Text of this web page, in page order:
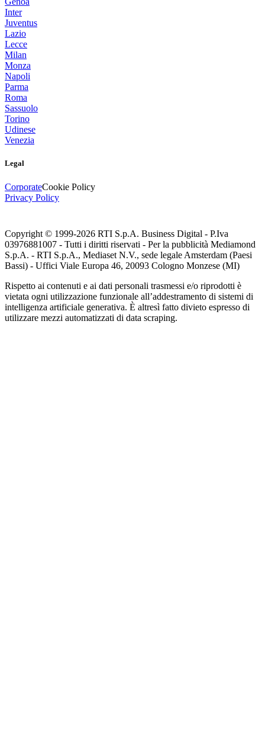
Inter
Juventus
Lazio
Lecce
Milan
Monza
Napoli
Parma
Roma
Sassuolo
Torino
Udinese
Venezia
Legal
CorporateCookie Policy
Privacy Policy
Copyright © 1999-2026 RTI S.p.A. Business Digital - P.Iva
03976881007 - Tutti i diritti riservati - Per la pubblicità Mediamond
S.p.A. - RTI S.p.A., Mediaset N.V., sede legale Amsterdam (Paesi
Bassi) - Uffici Viale Europa 46, 20093 Cologno Monzese (MI)
Rispetto ai contenuti e ai dati personali trasmessi e/o riprodotti è
vietata ogni utilizzazione funzionale all’addestramento di sistemi di
intelligenza artificiale generativa. È altresì fatto divieto espresso di
utilizzare mezzi automatizzati di data scraping.